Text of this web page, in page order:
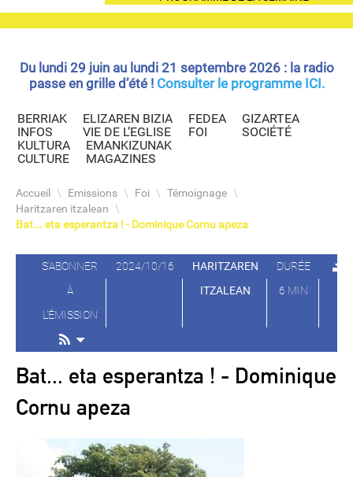
Du lundi 29 juin au lundi 21 septembre 2026 : la radio
passe en grille d’été ! Consulter le programme ICI.
BERRIAK
INFOS
ELIZAREN BIZIA
VIE DE L’EGLISE
FEDEA
FOI
GIZARTEA
SOCIÉTÉ
KULTURA
CULTURE
EMANKIZUNAK
MAGAZINES
Accueil \ Emissions \ Foi \ Témoignage \
Haritzaren itzalean \
Bat... eta esperantza ! - Dominique Cornu apeza
S'ABONNER
À
L'ÉMISSION
2024/10/16
HARITZAREN
ITZALEAN
DURÉE
6 MIN
Bat... eta esperantza ! - Dominique
Cornu apeza